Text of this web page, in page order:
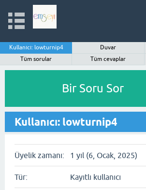
Kullanıcı: lowturnip4 Duvar
Tüm sorular
Tüm cevaplar
Bir Soru Sor
Kullanıcı: lowturnip4
Üyelik zamanı: 1 yıl (6, Ocak, 2025)
Tür: Kayıtlı kullanıcı